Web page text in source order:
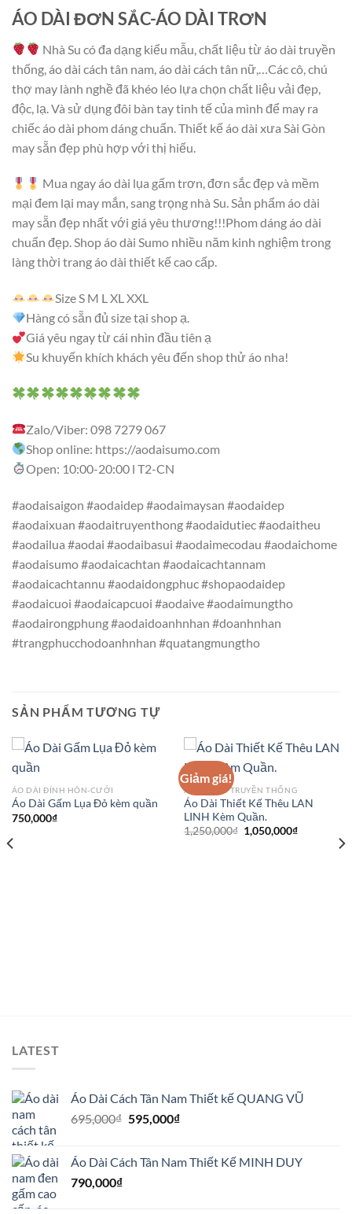
ÁO DÀI ĐƠN SẮC-ÁO DÀI TRƠN
Nhà Su có đa dạng kiểu mẫu, chất liệu từ áo dài truyền
thống, áo dài cách tân nam, áo dài cách tân nữ,…Các cô, chú
thợ may lành nghề đã khéo léo lựa chọn chất liệu vải đẹp,
độc, lạ. Và sử dụng đôi bàn tay tinh tế của mình để may ra
chiếc áo dài phom dáng chuẩn. Thiết kế áo dài xưa Sài Gòn
may sẵn đẹp phù hợp với thị hiếu.
Mua ngay áo dài lụa gấm trơn, đơn sắc đẹp và mềm
mại đem lại may mắn, sang trọng nhà Su. Sản phẩm áo dài
may sẵn đẹp nhất với giá yêu thương!!!Phom dáng áo dài
chuẩn đẹp. Shop áo dài Sumo nhiều năm kinh nghiệm trong
làng thời trang áo dài thiết kế cao cấp.
Size S M L XL XXL
Hàng có sẵn đủ size tại shop ạ.
Giá yêu ngay từ cái nhìn đầu tiên ạ
Su khuyến khích khách yêu đến shop thử áo nha!
Zalo/Viber: 098 7279 067
Shop online: https://aodaisumo.com
Open: 10:00-20:00 l T2-CN
#aodaisaigon #aodaidep #aodaimaysan #aodaidep
#aodaixuan #aodaitruyenthong #aodaidutiec #aodaitheu
#aodailua #aodai #aodaibasui #aodaimecodau #aodaichome
#aodaisumo #aodaicachtan #aodaicachtannam
#aodaicachtannu #aodaidongphuc #shopaodaidep
#aodaicuoi #aodaicapcuoi #aodaive #aodaimungtho
#aodairongphung #aodaidoanhnhan #doanhnhan
#trangphucchodoanhnhan #quatangmungtho
SẢN PHẨM TƯƠNG TỰ
ÁO DÀI ĐÍNH HÔN-CƯỚI
Áo Dài Gấm Lụa Đỏ kèm quần
750,000₫
Giảm giá!
ÁO DÀI CỔ TRUYỀN THỐNG
Áo Dài Thiết Kế Thêu LAN
LINH Kèm Quần.
1,250,000₫ Giá
gốc
1,050,000₫Giá
LATEST
Áo Dài Cách Tân Nam Thiết kế QUANG VŨ
695,000₫ Giá
695,000₫.
595,000₫Giá
là:
Áo Dài Cách Tân Nam Thiết Kế MINH DUY
790,000₫